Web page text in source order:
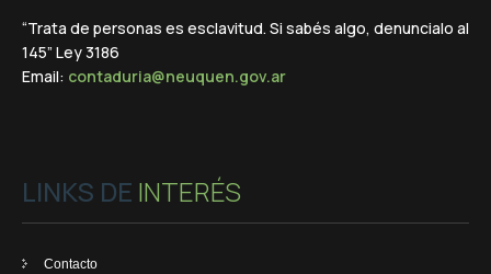
“Trata de personas es esclavitud. Si sabés algo, denuncialo al
145” Ley 3186
Email: contaduria@neuquen.gov.ar
LINKS DE INTERÉS
Contacto